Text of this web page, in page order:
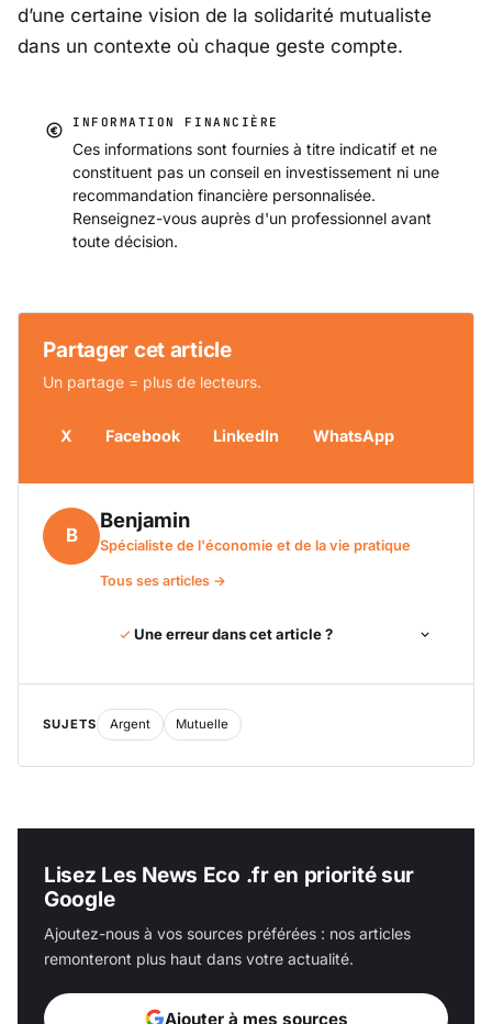
d’une certaine vision de la solidarité mutualiste
dans un contexte où chaque geste compte.
INFORMATION FINANCIÈRE
Ces informations sont fournies à titre indicatif et ne
constituent pas un conseil en investissement ni une
recommandation financière personnalisée.
Renseignez-vous auprès d'un professionnel avant
toute décision.
Partager cet article
Un partage = plus de lecteurs.
X Facebook LinkedIn WhatsApp
B
Benjamin
Spécialiste de l'économie et de la vie pratique
Tous ses articles →
Une erreur dans cet article ?
SUJETS Argent Mutuelle
Lisez Les News Eco .fr en priorité sur
Google
Ajoutez-nous à vos sources préférées : nos articles
remonteront plus haut dans votre actualité.
Ajouter à mes sources